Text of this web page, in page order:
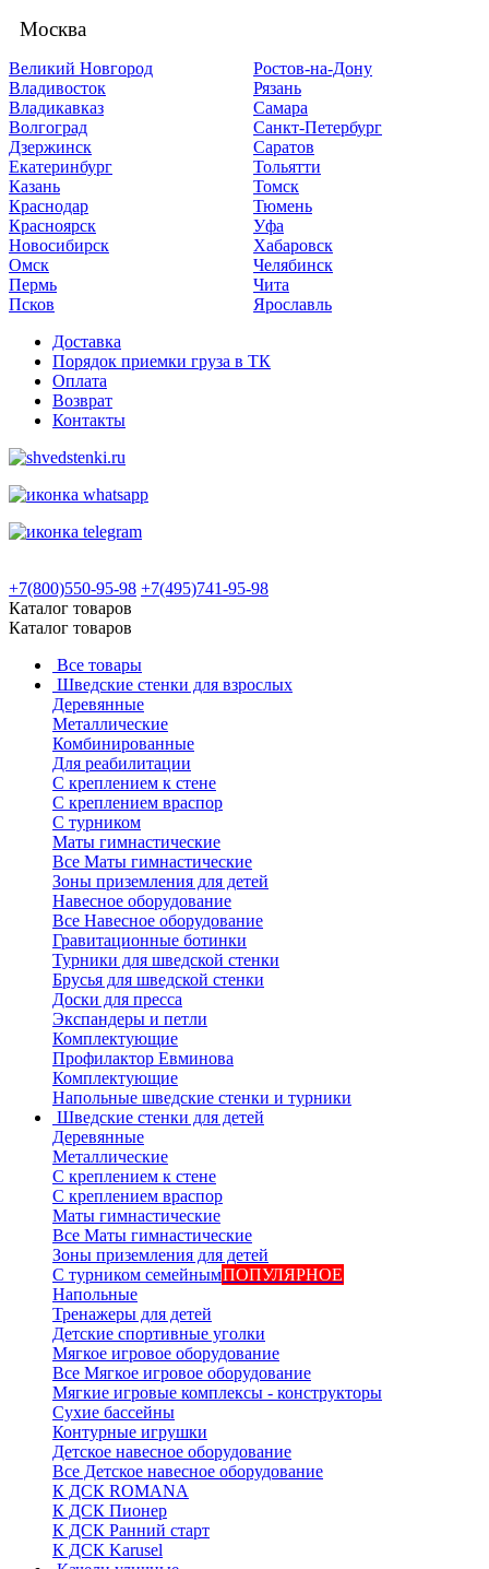
Москва
Великий Новгород
Владивосток
Владикавказ
Волгоград
Дзержинск
Екатеринбург
Казань
Краснодар
Красноярск
Новосибирск
Омск
Пермь
Псков
Ростов-на-Дону
Рязань
Самара
Санкт-Петербург
Саратов
Тольятти
Томск
Тюмень
Уфа
Хабаровск
Челябинск
Чита
Ярославль
Доставка
Порядок приемки груза в ТК
Оплата
Возврат
Контакты
+7(800)550-95-98 +7(495)741-95-98
Каталог товаров
Каталог товаров
Все товары
Шведские стенки для взрослых
Деревянные
Металлические
Комбинированные
Для реабилитации
С креплением к стене
С креплением враспор
С турником
Маты гимнастические
Все Маты гимнастические
Зоны приземления для детей
Навесное оборудование
Все Навесное оборудование
Гравитационные ботинки
Турники для шведской стенки
Брусья для шведской стенки
Доски для пресса
Экспандеры и петли
Комплектующие
Профилактор Евминова
Комплектующие
Напольные шведские стенки и турники
Шведские стенки для детей
Деревянные
Металлические
С креплением к стене
С креплением враспор
Маты гимнастические
Все Маты гимнастические
Зоны приземления для детей
С турником семейнымПОПУЛЯРНОЕ
Напольные
Тренажеры для детей
Детские спортивные уголки
Мягкое игровое оборудование
Все Мягкое игровое оборудование
Мягкие игровые комплексы - конструкторы
Сухие бассейны
Контурные игрушки
Детское навесное оборудование
Все Детское навесное оборудование
К ДСК ROMANA
К ДСК Пионер
К ДСК Ранний старт
К ДСК Karusel